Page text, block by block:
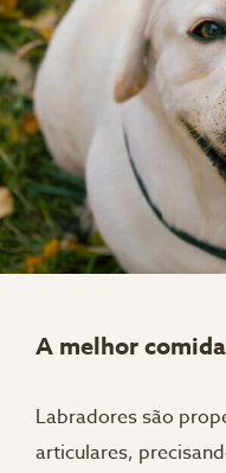
A melhor
Labradores são
articulares,